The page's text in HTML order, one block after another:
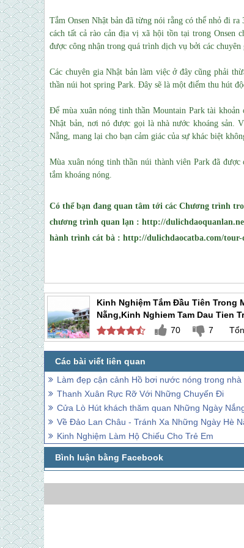
Tắm Onsen Nhật bản đã từng nói rằng có thể nhỏ đi
cách tất cả rào cản địa vị xã hội tồn tại trong Onsen
được công nhận trong quá trình dịch vụ bởi các
Các chuyên gia Nhật bản làm việc ở đây cũng phải
thần núi hot spring Park. Đây sẽ là một điểm thu hút
Để mùa xuân nóng tinh thần Mountain Park tài
Nhật bản, nơi nó được gọi là nhà nước khoáng sản.
Nẵng, mang lại cho bạn cảm giác của sự khác biệt
Mùa xuân nóng tinh thần núi thành viên Park đã
tắm khoáng nóng.
Có thể bạn đang quan tâm tới các Chương trình
chương trình quan lạn : http://
hành trình cát bà : http://dulichdaocatba.com/
Kinh Nghiệm Tắm Đầu Tiên Trong
Nẵng,kinh Nghiem Tam Dau Tien
Da Nang
70 7
Làm đẹp cận cảnh Hồ bơi nước nóng trong nhà
Thanh Xuân Rực Rỡ Với Những Chuyến Đi
Cửa Lò Hút khách thăm quan Những Ngày
Về Đảo Lan Châu - Tránh Xa Những Ngày Hè
Kinh Nghiệm Làm Hộ Chiếu Cho Trẻ Em